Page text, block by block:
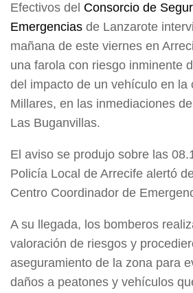
Efectivos del Consorcio de
Emergencias de Lanzarote
mañana de este viernes en
una farola con riesgo inminente
del impacto de un vehículo en la
Millares, en las inmediaciones
Las Buganvillas.
El aviso se produjo sobre las
Policía Local de Arrecife alertó
Centro Coordinador de
A su llegada, los bomberos
valoración de riesgos y
aseguramiento de la zona para
daños a peatones y vehículos